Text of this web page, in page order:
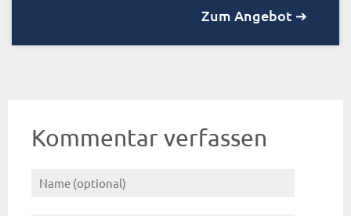
Zum Angebot ➔
Kommentar verfassen